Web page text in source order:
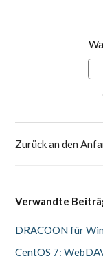
Zurück an den
Verwandte
DRACOON für
CentOS 7: